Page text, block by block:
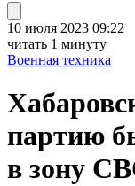
10 июля 2023 09:22
читать 1 минуту
Военная техника
партию
в зону